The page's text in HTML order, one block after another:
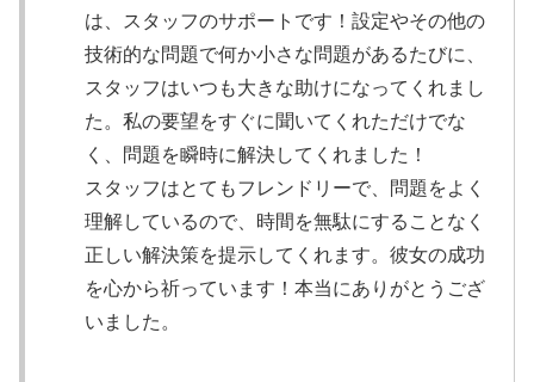
は、スタッフのサポートです！設定やその他の
技術的な問題で何か小さな問題があるたびに、
スタッフはいつも大きな助けになってくれまし
た。私の要望をすぐに聞いてくれただけでな
く、問題を瞬時に解決してくれました！
スタッフはとてもフレンドリーで、問題をよく
理解しているので、時間を無駄にすることなく
正しい解決策を提示してくれます。彼女の成功
を心から祈っています！本当にありがとうござ
いました。